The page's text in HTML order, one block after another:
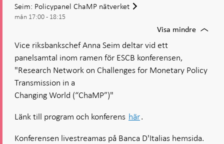
Seim: Policypanel ChaMP nätverket
mån 17:00 - 18:15
Visa mindre För
Vice riksbankschef Anna Seim deltar vid ett
panelsamtal inom ramen för ESCB konferensen,
"Research Network on Challenges for Monetary Policy
Transmission in a
Changing World (“ChaMP”)"
Länk till program och konferens här.
Konferensen livestreamas på Banca D'Italias hemsida.